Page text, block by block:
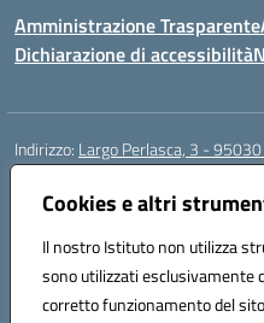
Cookies e altri
Il nostro Istituto non utilizza
sono utilizzati esclusivamente
corretto funzionamento del
Amministrazione Trasparente
Dichiarazione di accessibilità
Indirizzo: Largo Perlasca, 3 -
Centralino:
Posta elettronica certificata (PEC):
Codice fiscale: 93253680875
Codice meccanografico:
Codice Indice delle Pubbliche